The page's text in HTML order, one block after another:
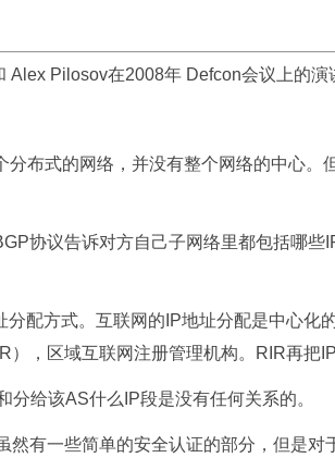
Alex Pilosov在2008年 Defcon会议上的演
分布式的网络，并没有整个网络的中心。
协议告诉对方自己子网络里都包括哪些
分配方式。互联网的IP地址分配是中心化
），区域互联网注册管理机构。RIR再把
分给该AS什么IP段是没有任何关系的。
然有一些简单的安全认证的部分，但是